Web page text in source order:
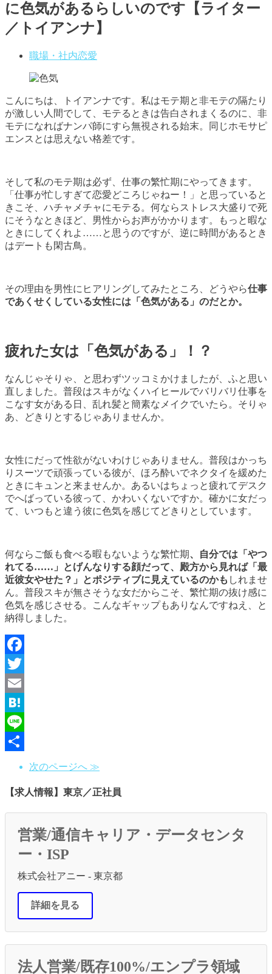
に色気があるらしいのです【ライター
／トイアンナ】
職場・社内恋愛
こんにちは、トイアンナです。私はモテ期と非モテの隔たり
が激しい人間でして、モテるときは告白されまくるのに、非
モテになればナンパ師にすら無視される始末。同じホモサピ
エンスとは思えない格差です。
そして私のモテ期は必ず、仕事の繁忙期にやってきます。
「仕事が忙しすぎて恋愛どころじゃねー！」と思っていると
きこそ、ハチャメチャにモテる。何ならストレス大盛りで死
にそうなときほど、男性からお声がかかります。もっと暇な
ときにしてくれよ……と思うのですが、逆に時間があるとき
はデートも閑古鳥。
その理由を男性にヒアリングしてみたところ、どうやら仕事
であくせくしている女性には「色気がある」のだとか。
疲れた女は「色気がある」！？
なんじゃそりゃ、と思わずツッコミかけましたが、ふと思い
直しました。普段はスキがなくハイヒールでバリバリ仕事を
こなす女がある日、乱れ髪と簡素なメイクでいたら。そりゃ
あ、どきりとするじゃありませんか。
女性にだって性欲がないわけじゃありません。普段はかっち
りスーツで頑張っている彼が、ほろ酔いでネクタイを緩めた
ときにキュンと来ませんか。あるいはちょっと疲れてデスク
でへばっている彼って、かわいくないですか。確かに女だっ
て、いつもと違う彼に色気を感じてどきりとしています。
何ならご飯も食べる暇もないような繁忙期、自分では「やつ
れてる……」とげんなりする顔だって、殿方から見れば「最
近彼女やせた？」とポジティブに見えているのかも しれませ
ん。普段スキが無さそうな女だからこそ、繁忙期の抜け感に
色気を感じさせる。こんなギャップもありなんですねえ、と
納得しました。
Facebook
Twitter
Email
Hatena
Line
次のページへ ≫
【求人情報】東京／正社員
営業/通信キャリア・データセンタ
ー・ISP
株式会社アニー - 東京都
詳細を見る
法人営業/既存100%/エンプラ領域